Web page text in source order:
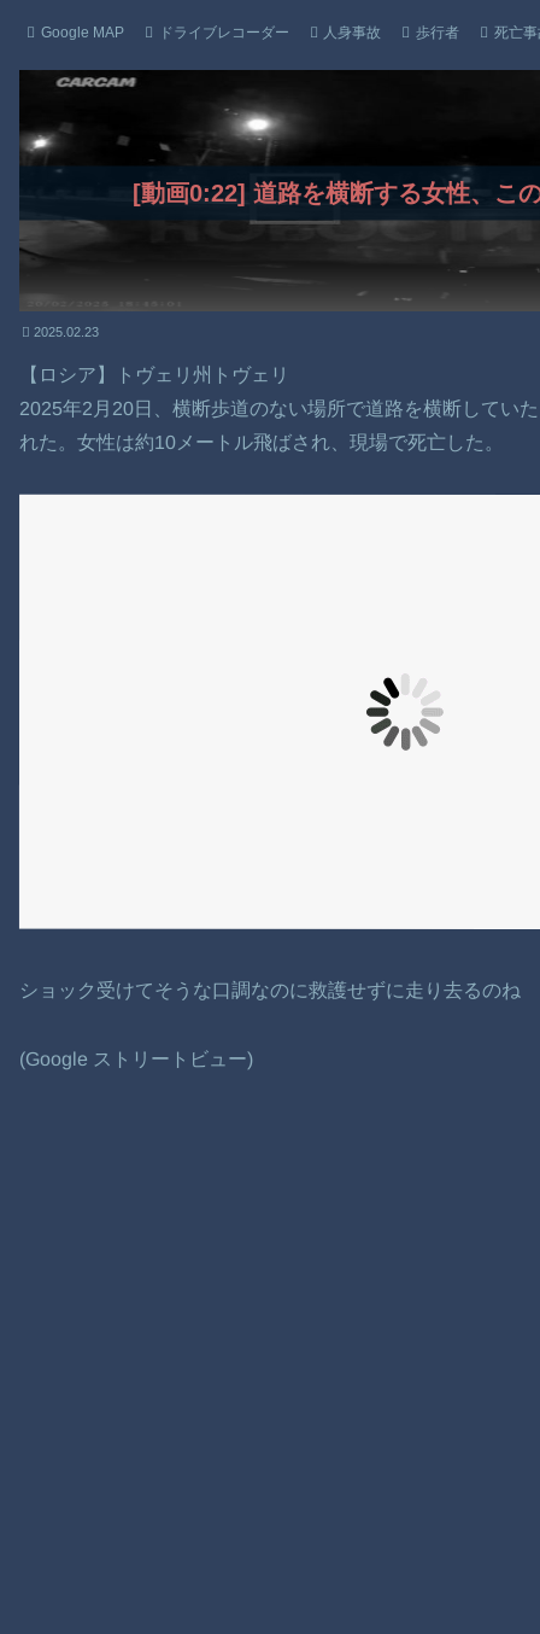
Google MAP ドライブレコーダー 人身事故 歩行者 死亡
[動画0:22] 道路を横断する女性、こ
2025.02.23
【ロシア】トヴェリ州トヴェリ
2025年2月20日、横断歩道のない場所で道路を横断してい
れた。女性は約10メートル飛ばされ、現場で死亡した。
ショック受けてそうな口調なのに救護せずに走り去るのね
(Google ストリートビュー)